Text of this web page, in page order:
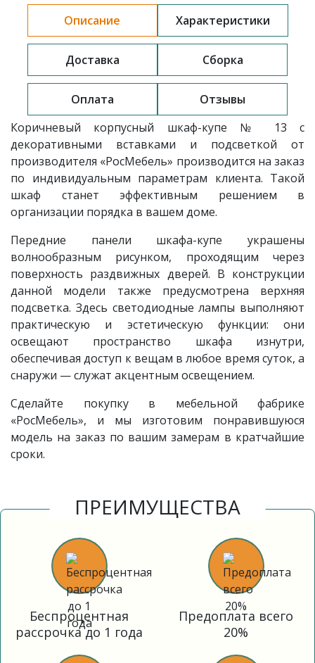
Описание Характеристики
Доставка Сборка
Оплата
Отзывы
Коричневый корпусный шкаф-купе № 13 с
декоративными вставками и подсветкой от
производителя «РосМебель» производится на заказ
по индивидуальным параметрам клиента. Такой
шкаф станет эффективным решением в
организации порядка в вашем доме.
Передние панели шкафа-купе украшены
волнообразным рисунком, проходящим через
поверхность раздвижных дверей. В конструкции
данной модели также предусмотрена верхняя
подсветка. Здесь светодиодные лампы выполняют
практическую и эстетическую функции: они
освещают пространство шкафа изнутри,
обеспечивая доступ к вещам в любое время суток, а
снаружи — служат акцентным освещением.
Сделайте покупку в мебельной фабрике
«РосМебель», и мы изготовим понравившуюся
модель на заказ по вашим замерам в кратчайшие
сроки.
ПРЕИМУЩЕСТВА
Беспроцентная
рассрочка до 1 года
Предоплата всего
20%